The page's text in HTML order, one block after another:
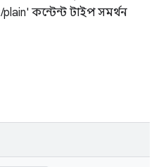
কন্টেন্ট টাইপ সমর্থন